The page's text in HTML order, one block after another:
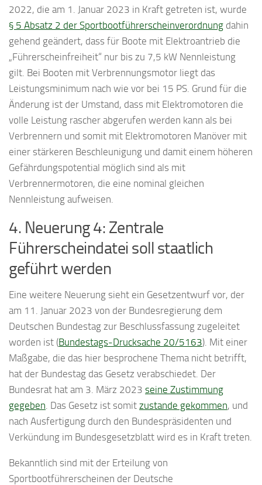
2022, die am 1. Januar 2023 in Kraft getreten ist, wurde
§ 5 Absatz 2 der Sportbootführerscheinverordnung dahin
gehend geändert, dass für Boote mit Elektroantrieb die
„Führerscheinfreiheit“ nur bis zu 7,5 kW Nennleistung
gilt. Bei Booten mit Verbrennungsmotor liegt das
Leistungsminimum nach wie vor bei 15 PS. Grund für die
Änderung ist der Umstand, dass mit Elektromotoren die
volle Leistung rascher abgerufen werden kann als bei
Verbrennern und somit mit Elektromotoren Manöver mit
einer stärkeren Beschleunigung und damit einem höheren
Gefährdungspotential möglich sind als mit
Verbrennermotoren, die eine nominal gleichen
Nennleistung aufweisen.
4. Neuerung 4: Zentrale
Führerscheindatei soll staatlich
geführt werden
Eine weitere Neuerung sieht ein Gesetzentwurf vor, der
am 11. Januar 2023 von der Bundesregierung dem
Deutschen Bundestag zur Beschlussfassung zugeleitet
worden ist (Bundestags-Drucksache 20/5163). Mit einer
Maßgabe, die das hier besprochene Thema nicht betrifft,
hat der Bundestag das Gesetz verabschiedet. Der
Bundesrat hat am 3. März 2023 seine Zustimmung
gegeben . Das Gesetz ist somit zustande gekommen, und
nach Ausfertigung durch den Bundespräsidenten und
Verkündung im Bundesgesetzblatt wird es in Kraft treten.
Bekanntlich sind mit der Erteilung von
Sportbootführerscheinen der Deutsche